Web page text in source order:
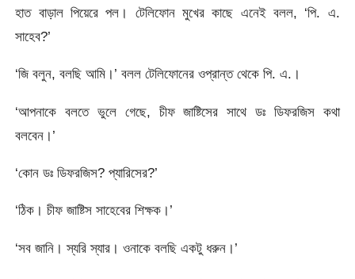
হাত বাড়াল পিয়েরে পল। টেলিফোন মুখের কাছে এনেই বলল, ‘পি. এ.
সাহেব?’
‘জি বলুন, বলছি আমি।’ বলল টেলিফোনের ওপ্রান্ত থেকে পি. এ.।
‘আপনাকে বলতে ভুলে গেছে, চীফ জাষ্টিসের সাথে ডঃ ডিফরজিস কথা
বলবেন।’
‘কোন ডঃ ডিফরজিস? প্যারিসের?’
‘ঠিক। চীফ জাষ্টিস সাহেবের শিক্ষক।’
‘সব জানি। স্যরি স্যার। ওনাকে বলছি একটু ধরুন।’